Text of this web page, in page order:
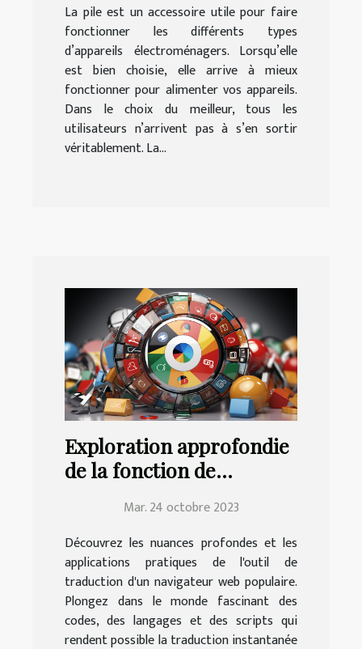
La pile est un accessoire utile pour faire
fonctionner les différents types
d’appareils électroménagers. Lorsqu’elle
est bien choisie, elle arrive à mieux
fonctionner pour alimenter vos appareils.
Dans le choix du meilleur, tous les
utilisateurs n’arrivent pas à s’en sortir
véritablement. La...
Exploration approfondie
de la fonction de
Chrome | Education.fr
Mar. 24 octobre 2023
Découvrez les nuances profondes et les
applications pratiques de l'outil de
traduction d'un navigateur web populaire.
Plongez dans le monde fascinant des
codes, des langages et des scripts qui
rendent possible la traduction instantanée